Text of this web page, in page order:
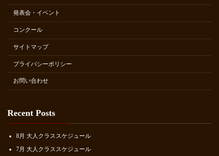
発表会・イベント
コンクール
サイトマップ
プライバシーポリシー
お問い合わせ
Recent Posts
8月 大人クラススケジュール
7月 大人クラススケジュール